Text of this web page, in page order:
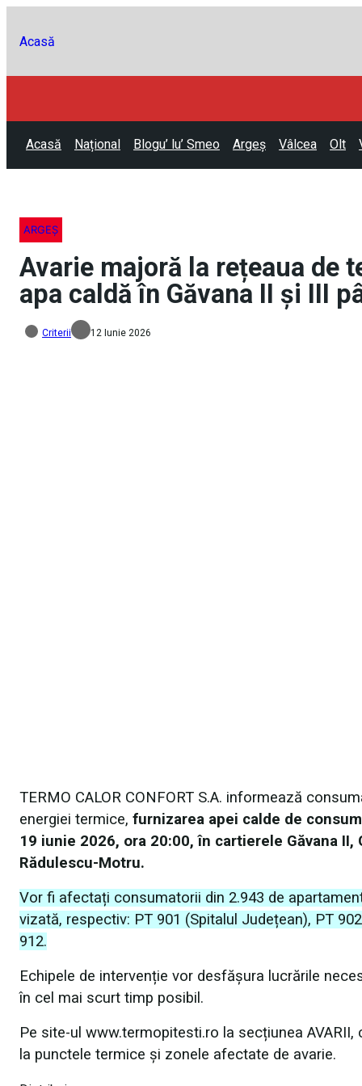
Acasă
Acasă Național Blogu’ lu’ Smeo Argeș Vâlcea Olt
ARGEȘ
Avarie majoră la rețeaua de
apa caldă în Găvana II și III
Criterii 12 Iunie 2026
TERMO CALOR CONFORT S.A. informează
energiei termice, furnizarea apei calde de
19 iunie 2026, ora 20:00, în cartierele Găvana
Rădulescu-Motru.
Vor fi afectați consumatorii din 2.943 de
vizată, respectiv: PT 901 (Spitalul Județean), PT
912.
Echipele de intervenție vor desfășura lucrările
în cel mai scurt timp posibil.
Pe site-ul www.termopitesti.ro la secțiunea AVARII,
la punctele termice și zonele afectate de avarie.